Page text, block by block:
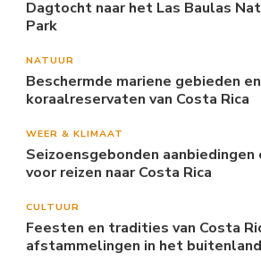
Dagtocht naar het Las Baulas
Park
NATUUR
Beschermde mariene gebieden en
koraalreservaten van Costa Rica
WEER & KLIMAAT
Seizoensgebonden
voor reizen naar Costa Rica
CULTUUR
Feesten en tradities van Costa
afstammelingen in het buitenland